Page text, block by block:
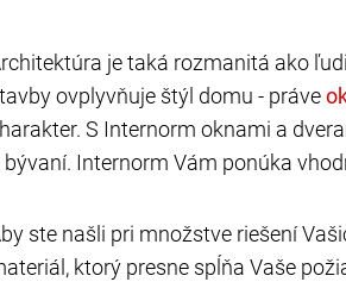
je taká rozmanitá ako
ovplyvňuje štýl domu - práve
S Internorm oknami a
bývaní. Internorm Vám ponúka
ste našli pri množstve riešení
ktorý presne spĺňa Vaše